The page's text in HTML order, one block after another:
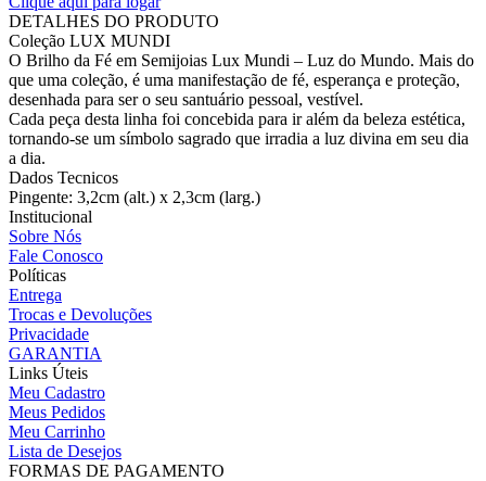
DETALHES DO PRODUTO
Coleção LUX MUNDI
O Brilho da Fé em Semijoias Lux Mundi – Luz do Mundo. Mais do
que uma coleção, é uma manifestação de fé, esperança e proteção,
desenhada para ser o seu santuário pessoal, vestível.
Cada peça desta linha foi concebida para ir além da beleza estética,
tornando-se um símbolo sagrado que irradia a luz divina em seu dia
a dia.
Dados Tecnicos
Pingente: 3,2cm (alt.) x 2,3cm (larg.)
Institucional
Sobre Nós
Fale Conosco
Políticas
Entrega
Trocas e Devoluções
Privacidade
GARANTIA
Links Úteis
Meu Cadastro
Meus Pedidos
Meu Carrinho
Lista de Desejos
FORMAS DE PAGAMENTO